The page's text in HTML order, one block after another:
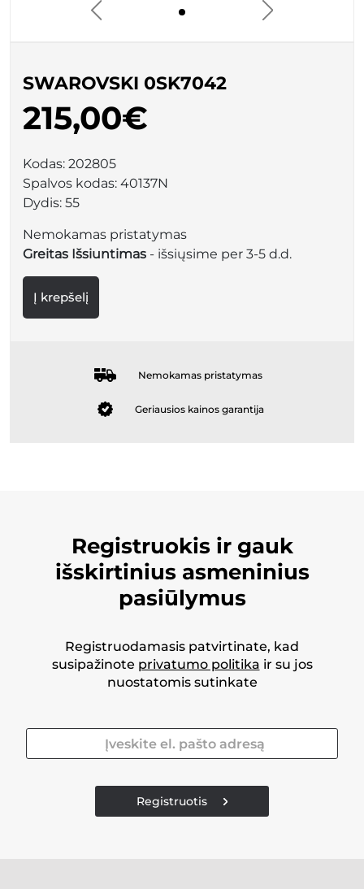
SWAROVSKI 0SK7042
215,00€
Kodas: 202805
Spalvos kodas: 40137N
Dydis: 55
Nemokamas pristatymas
Greitas Išsiuntimas - išsiųsime per 3-5 d.d.
Į krepšelį
Nemokamas pristatymas
Geriausios kainos garantija
Registruokis ir gauk
išskirtinius asmeninius
pasiūlymus
Registruodamasis patvirtinate, kad
susipažinote privatumo politika ir su jos
nuostatomis sutinkate
Registruotis